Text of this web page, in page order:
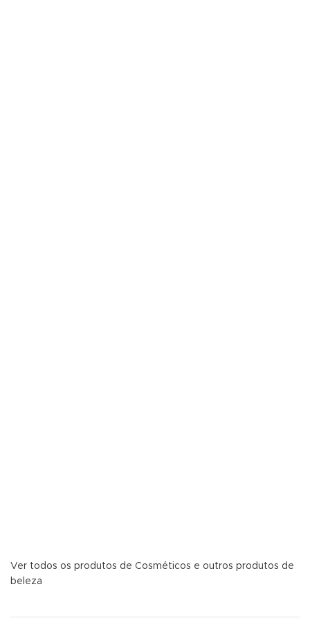
Ver todos os produtos de Cosméticos e outros produtos de
beleza